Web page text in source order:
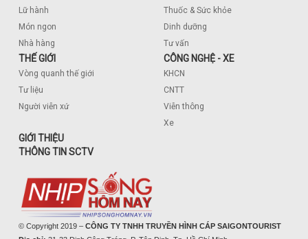
Lữ hành
Món ngon
Nhà hàng
Thuốc & Sức khỏe
Dinh dưỡng
Tư vấn
THẾ GIỚI
Vòng quanh thế giới
Tư liệu
Người viễn xứ
CÔNG NGHỆ - XE
KHCN
CNTT
Viễn thông
Xe
GIỚI THIỆU
THÔNG TIN SCTV
© Copyright 2019 – CÔNG TY TNHH TRUYỀN HÌNH CÁP SAIGONTOURIST